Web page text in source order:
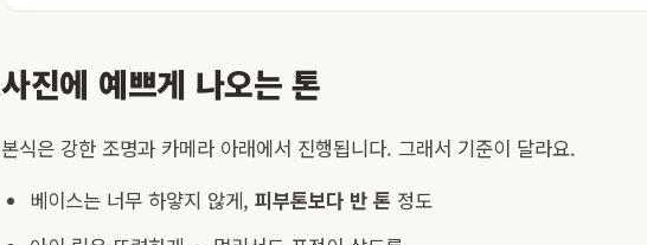
사진에 예쁘게 나오는 톤
본식은 강한 조명과 카메라 아래에서 진행됩니다. 그래서 기준이 달라요.
베이스는 너무 하얗지 않게, 피부톤보다 반 톤 정도